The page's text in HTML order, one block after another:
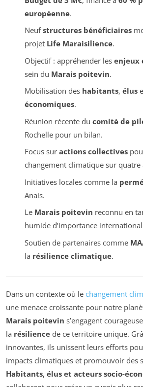
européenne.
Neufstructures bénéficiaires
projet Life Maraisilience.
Objectif : appréhender les enjeux
sein du Marais poitevin.
Mobilisation des habitants, élus
économiques.
Réunion récente du comité de
Rochelle pour un bilan.
Focus sur actions collectives
changement climatique sur quatre
Initiatives locales comme la
Anais.
Le Marais poitevin reconnu en
humide d’importance
Soutien de partenaires comme
la résilience climatique.
Dans un contexte où le changement
une menace croissante pour notre
Marais poitevin s’engagent
la résilience de ce territoire unique.
innovantes, ils unissent leurs efforts
impacts climatiques et promouvoir des
Habitants, élus et acteurs socio-